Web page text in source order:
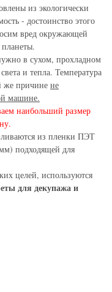
из экологически
- достоинство этого
вред окружающей
в сухом, прохладном
и тепла. Температура
же причине не
машине.
наибольший размер
из пленки ПЭТ
подходящей для
целей, используются
для декупажа и